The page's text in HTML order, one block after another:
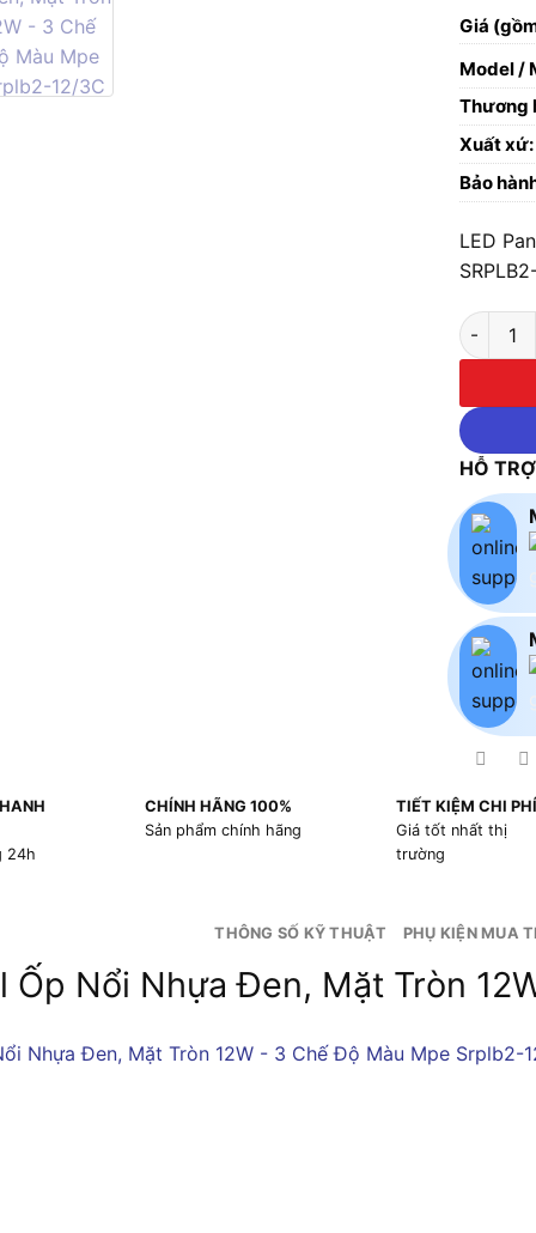
Giá
Model /
Thương
Xuất xứ:
Bảo
LED
LED
HỖ
24h
CHÍNH HÃNG 100%
Sản phẩm chính hãng
TIẾT KIỆM CHI PHÍ
Giá tốt nhất thị
trường
THÔNG SỐ KỸ THUẬT PHỤ KIỆN MUA
Ốp Nổi Nhựa Đen, Mặt Tròn